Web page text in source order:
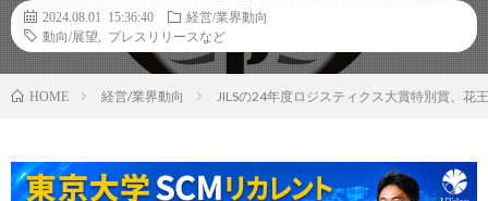
2024.08.01 15:36:40
経営/業界動向
動向/展望
プレスリリースなど
HOME 経営/業界動向 JILSの24年度ロジスティクス大賞特別賞、花